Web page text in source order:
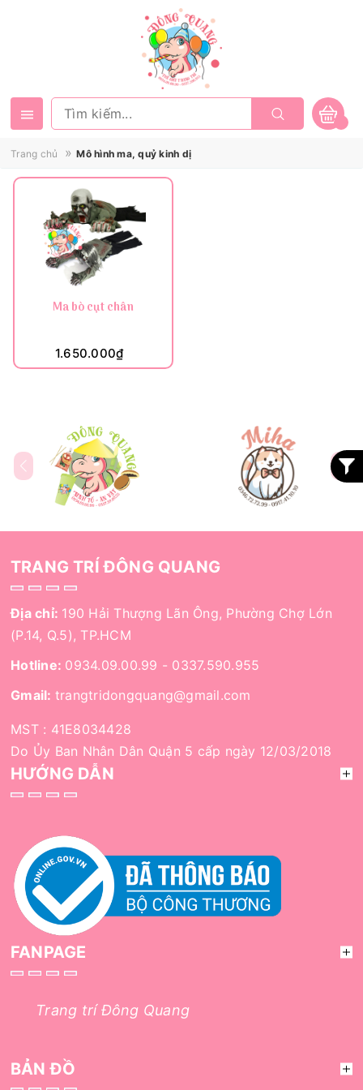
Trang chủ »Mô hình ma, quỷ kinh dị
Ma bò cụt chân
1.650.000₫
TRANG TRÍ ĐÔNG QUANG
Địa chỉ: 190 Hải Thượng Lãn Ông, Phường Chợ Lớn
(P.14, Q.5), TP.HCM
Hotline: 0934.09.00.99 - 0337.590.955
Gmail: trangtridongquang@gmail.com
MST : 41E8034428
Do Ủy Ban Nhân Dân Quận 5 cấp ngày 12/03/2018
HƯỚNG DẪN
FANPAGE
Trang trí Đông Quang
BẢN ĐỒ